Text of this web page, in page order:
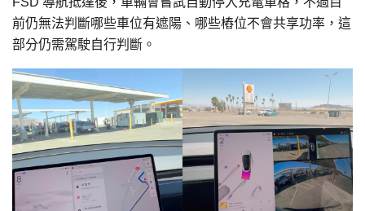
前仍無法判斷哪些車位有遮陽、哪些樁位不會共享功率，這
部分仍需駕駛自行判斷。